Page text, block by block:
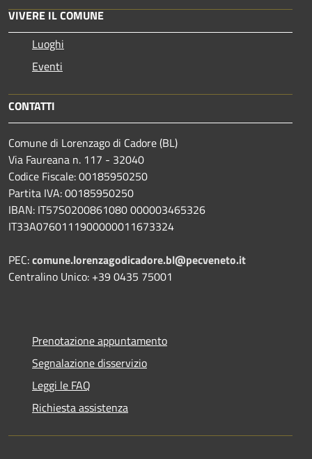
VIVERE IL COMUNE
Luoghi
Eventi
CONTATTI
Comune di Lorenzago di Cadore (BL)
Via Faureana n. 117 - 32040
Codice Fiscale: 00185950250
Partita IVA: 00185950250
IBAN: IT57S0200861080 000003465326
IT33A0760111900000011673324
PEC:comune.lorenzagodicadore.bl@pecveneto.it
Centralino Unico: +39 0435 75001
Prenotazione appuntamento
Segnalazione disservizio
Leggi le FAQ
Richiesta assistenza